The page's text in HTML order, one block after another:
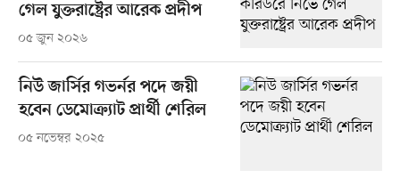
গেল যুক্তরাষ্ট্রের আরেক প্রদীপ
০৫ জুন ২০২৬
নিউ জার্সির গভর্নর পদে জয়ী
হবেন ডেমোক্র্যাট প্রার্থী শেরিল
০৫ নভেম্বর ২০২৫